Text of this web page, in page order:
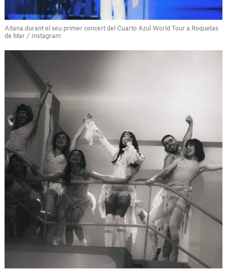
Aitana durant el seu primer concert del Cuarto Azul World Tour a Roquetas
de Mar / Instagram